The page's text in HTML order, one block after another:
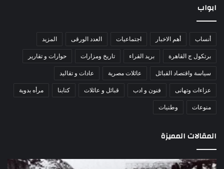
ابواب
أنساب أهم الاخبار اجتماعيات العدد الورقى المزيد
برتكول ج القاهرة بريد القراء تاريخ ومزارات حوارات و تقارير
سياسة واقتصاد القبائل عائلات مصرية عادات و تقاليد
عزاءات وتهانى فنون و ادب قبائل و عائلات كتابنا مرأه بدوية
منوعات وطنيات
المقالات المميزة
مذبحة